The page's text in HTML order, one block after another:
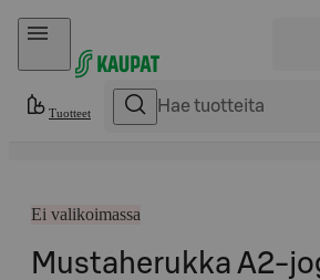
Hyppää sisältöön
Tuotteet
Ei valikoimassa
Mustaherukka A2-